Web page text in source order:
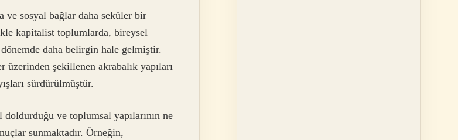
ve sosyal bağlar daha seküler bir
kapitalist toplumlarda, bireysel
daha belirgin hale gelmiştir.
şekillenen akrabalık yapıları
sürdürülmüştür.
ve toplumsal yapılarının ne
sunmaktadır. Örneğin,